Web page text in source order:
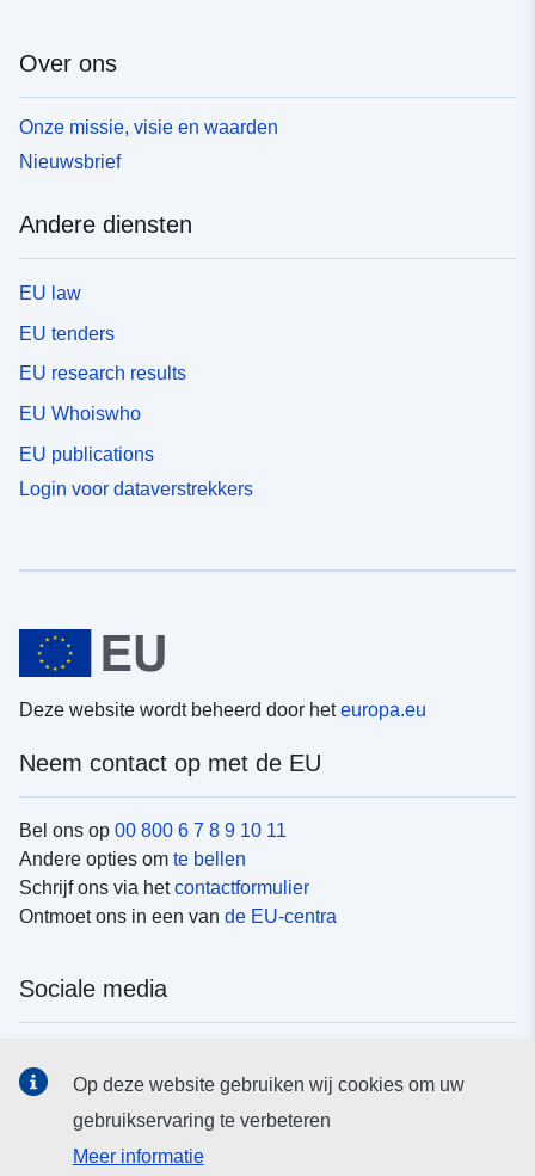
Over ons
Onze missie, visie en waarden
Nieuwsbrief
Andere diensten
EU law
EU tenders
EU research results
EU Whoiswho
EU publications
Login voor dataverstrekkers
Deze website wordt beheerd door heteuropa.eu
Neem contact op met de EU
Bel ons op 00 800 6 7 8 9 10 11
Andere opties om te bellen
Schrijf ons via hetcontactformulier
Ontmoet ons in een van de EU-centra
Sociale media
EU-instellingen en -organen
Op deze website gebruiken wij cookies om uw
gebruikservaring te verbeteren
Meer informatie